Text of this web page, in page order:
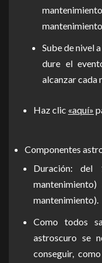
Sube de nivel
dure el
alcanzar cada
Haz clic «aquí»
Componentes
Duración: del
mantenimiento).
Como todos
astroscuro se
conseguir,